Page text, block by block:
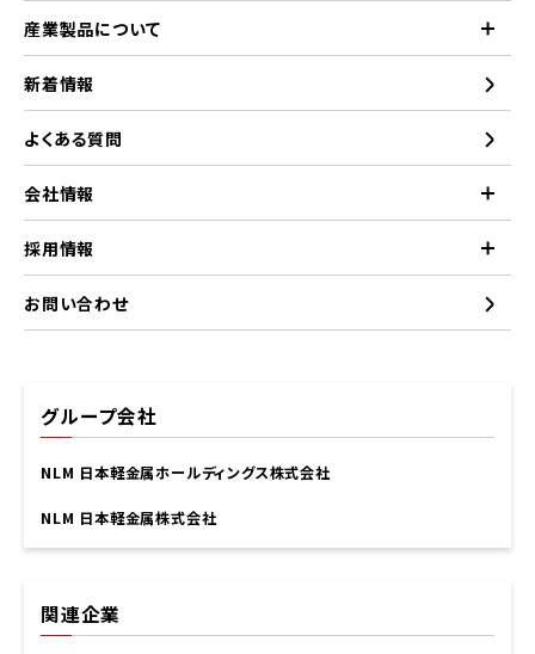
産業製品について
新着情報
よくある質問
会社情報
採用情報
お問い合わせ
グループ会社
NLM 日本軽金属ホールディングス株式会社
NLM 日本軽金属株式会社
関連企業